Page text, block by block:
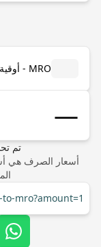
MRO - أوقية موريتانية - 1973-2017
تم
أسعار الصرف هي
mro?amount=1